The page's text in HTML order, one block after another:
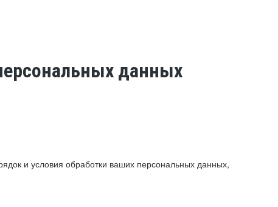
данных
и условия обработки ваших персональных данных,